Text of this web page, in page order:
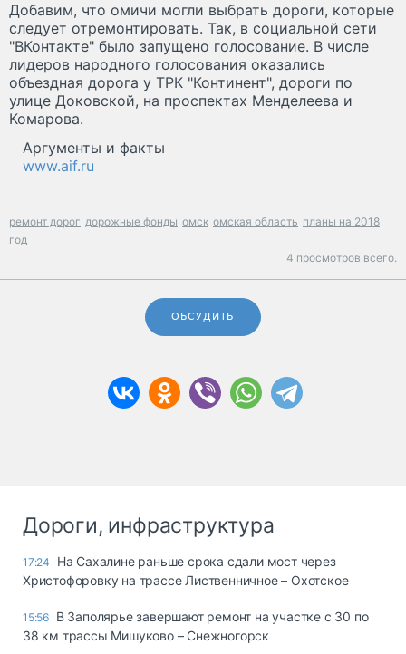
Добавим, что омичи могли выбрать дороги, которые
следует отремонтировать. Так, в социальной сети
"ВКонтакте" было запущено голосование. В числе
лидеров народного голосования оказались
объездная дорога у ТРК "Континент", дороги по
улице Доковской, на проспектах Менделеева и
Комарова.
Аргументы и факты
www.aif.ru
ремонт дорог дорожные фонды омск омская область планы на 2018
год
4 просмотров всего.
ОБСУДИТЬ
Дороги, инфраструктура
17:24
На Сахалине раньше срока сдали мост через
Христофоровку на трассе Лиственничное – Охотское
15:56 В Заполярье завершают ремонт на участке с 30 по
38 км трассы Мишуково – Снежногорск